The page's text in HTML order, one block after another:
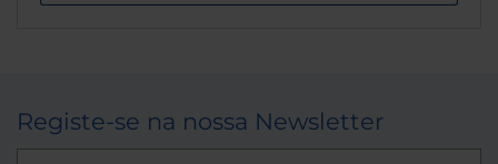
Registe-se na nossa Newsletter